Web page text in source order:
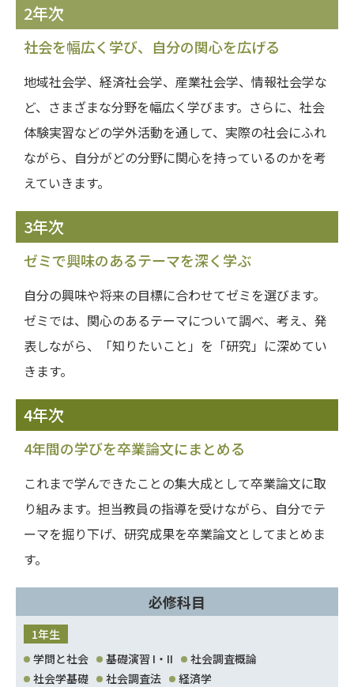
2年次
社会を幅広く学び、自分の関心を広げる
地域社会学、経済社会学、産業社会学、情報社会学な
ど、さまざまな分野を幅広く学びます。さらに、社会
体験実習などの学外活動を通して、実際の社会にふれ
ながら、自分がどの分野に関心を持っているのかを考
えていきます。
3年次
ゼミで興味のあるテーマを深く学ぶ
自分の興味や将来の目標に合わせてゼミを選びます。
ゼミでは、関心のあるテーマについて調べ、考え、発
表しながら、「知りたいこと」を「研究」に深めてい
きます。
4年次
4年間の学びを卒業論文にまとめる
これまで学んできたことの集大成として卒業論文に取
り組みます。担当教員の指導を受けながら、自分でテ
ーマを掘り下げ、研究成果を卒業論文としてまとめま
す。
必修科目
1年生
学問と社会
基礎演習 I・II
社会調査概論
社会学基礎
社会調査法 経済学